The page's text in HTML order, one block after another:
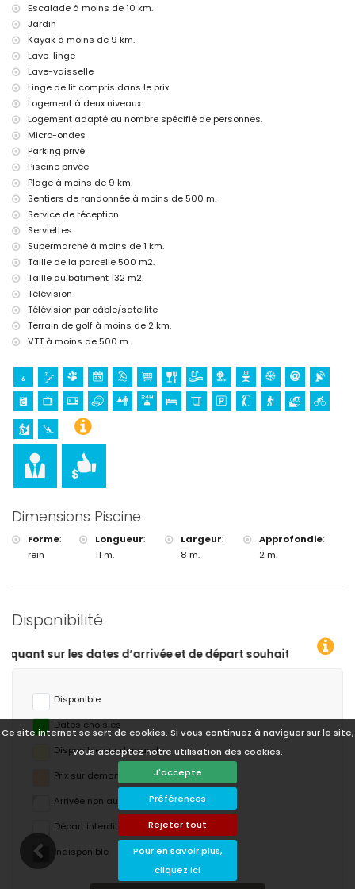
Ce site internet se sert de cookies. Si vous continuez à naviguer sur le site,
vous acceptez notre utilisation des cookies.
J'accepte
Préférences
Rejeter tout
Pour en savoir plus,
cliquez ici
Équipements et services inclus dans le prix de location de la villa
internet (fibre optique)
fer et table à repasser
linge de lit et serviettes
service de réception et service d'urgence 24h/24
air conditionné
Équipements et services à supplément
lit d'appoint et lit/berceau pour enfants (sur demande)
Divertissements et activités de loisirs pour vos vacances à Jesús
Pobre, Costa Blanca
bar (à moins de 1000 mètres de la maison)
Lieux d'intérêt et culture à Jesús Pobre, Costa Blanca
église (Església i convent de Jesús Pobre), monument (Población
Ibérica (Alt de Benimaquia)) et bâtiment architectural (Mercat del
Riurau) (à moins de 1000 mètres de l'hébergement)
ruine (Tres Molins de Jesús Pobre) (à moins de 5 kilomètres de
l'hébergement)
château (Portal de la Vila et Denia) (à moins de 10 kilomètres de
l'hébergement)
lieu historique (Cala del Ministro et Jávea) (à moins de 25
kilomètres de l'hébergement)
Sports
randonnée, VTT et cyclisme (à moins de 1000 mètres de la villa)
golf (La Sella Golf) (à moins de 5 kilomètres de la villa)
tennis, équitation, escalade, canoë, kayak, pêche, plongée,
snorkeling, surf, planche à voile et ski nautique (à moins de 10
kilomètres de la villa)
Escalade à moins de 10 km.
Jardin
Kayak à moins de 9 km.
Lave-linge
Lave-vaisselle
Linge de lit compris dans le prix
Logement à deux niveaux.
Logement adapté au nombre spécifié de personnes.
Micro-ondes
Parking privé
Piscine privée
Plage à moins de 9 km.
Sentiers de randonnée à moins de 500 m.
Service de réception
Serviettes
Supermarché à moins de 1 km.
Taille de la parcelle 500 m2.
Taille du bâtiment 132 m2.
Télévision
Télévision par câble/satellite
Terrain de golf à moins de 2 km.
VTT à moins de 500 m.
Dimensions Piscine
Forme:
rein
Longueur:
11 m.
Largeur:
8 m.
Approfondie:
2 m.
Disponibilité
souhaitées !
Disponible
Dates choisies
Disponible sur demande
Prix ​​sur demande
Arrivée non autorisée
Départ interdit
Indisponible